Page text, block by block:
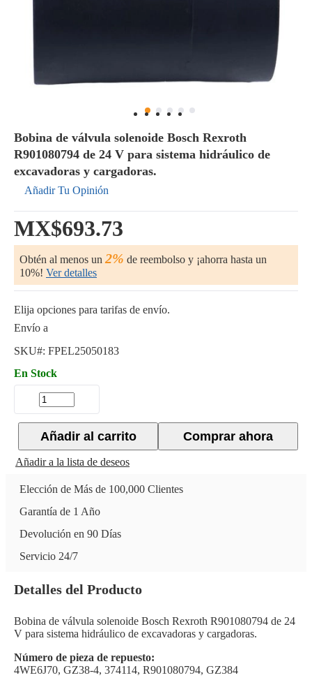
Bobina de válvula solenoide Bosch Rexroth
R901080794 de 24 V para sistema hidráulico de
excavadoras y cargadoras.
Añadir Tu Opinión
MX$693.73
Obtén al menos un 2% de reembolso y ¡ahorra hasta un
10%! Ver detalles
Elija opciones para tarifas de envío.
Envío a
SKU#: FPEL25050183
En Stock
Comprar ahora
Añadir al carrito
Añadir a la lista de deseos
Elección de Más de 100,000 Clientes
Garantía de 1 Año
Devolución en 90 Días
Servicio 24/7
Detalles del Producto
Bobina de válvula solenoide Bosch Rexroth R901080794 de 24
V para sistema hidráulico de excavadoras y cargadoras.
Número de pieza de repuesto:
4WE6J70, GZ38-4, 374114, R901080794, GZ384